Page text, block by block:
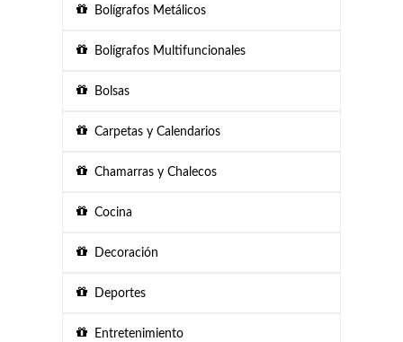
Bolígrafos Metálicos
Bolígrafos Multifuncionales
Bolsas
Carpetas y Calendarios
Chamarras y Chalecos
Cocina
Decoración
Deportes
Entretenimiento